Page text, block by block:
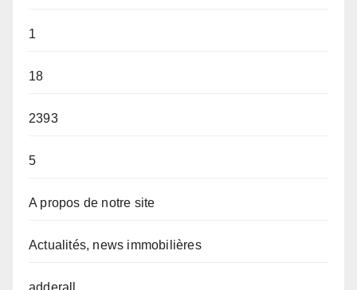
1
18
2393
5
A propos de notre site
Actualités, news immobilières